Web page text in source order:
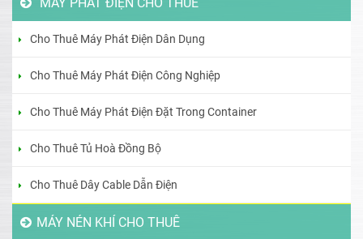
Cho Thuê Máy Phát Điện Dân Dụng
Cho Thuê Máy Phát Điện Công Nghiệp
Cho Thuê Máy Phát Điện Đặt Trong Container
Cho Thuê Tủ Hoà Đồng Bộ
Cho Thuê Dây Cable Dẫn Điện
MÁY NÉN KHÍ CHO THUÊ